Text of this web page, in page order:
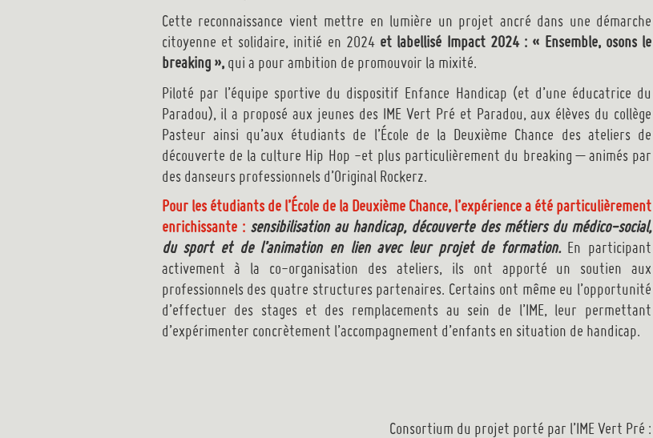
Cette reconnaissance vient mettre en lumière un projet ancré dans une démarche
citoyenne et solidaire, initié en 2024 et labellisé Impact 2024 : « Ensemble, osons le
breaking »,qui a pour ambition de promouvoir la mixité.
Piloté par l’équipe sportive du dispositif Enfance Handicap (et d’une éducatrice du
Paradou), il a proposé aux jeunes des IME Vert Pré et Paradou, aux élèves du collège
Pasteur ainsi qu’aux étudiants de l’École de la Deuxième Chance des ateliers de
découverte de la culture Hip Hop -et plus particulièrement du breaking – animés par
des danseurs professionnels d’Original Rockerz.
Pour les étudiants de l’École de la Deuxième Chance, l’expérience a été particulièrement
enrichissante : sensibilisation au handicap, découverte des métiers du médico-social,
du sport et de l’animation en lien avec leur projet de formation.En participant
activement à la co-organisation des ateliers, ils ont apporté un soutien aux
professionnels des quatre structures partenaires. Certains ont même eu l’opportunité
d’effectuer des stages et des remplacements au sein de l’IME, leur permettant
d’expérimenter concrètement l’accompagnement d’enfants en situation de handicap.
Consortium du projet porté par l’IME Vert Pré :